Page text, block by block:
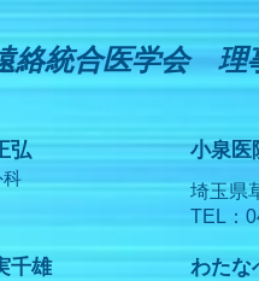
絡統合医学会 理
弘
科
小泉
埼玉県
TEL：
千雄 わたな